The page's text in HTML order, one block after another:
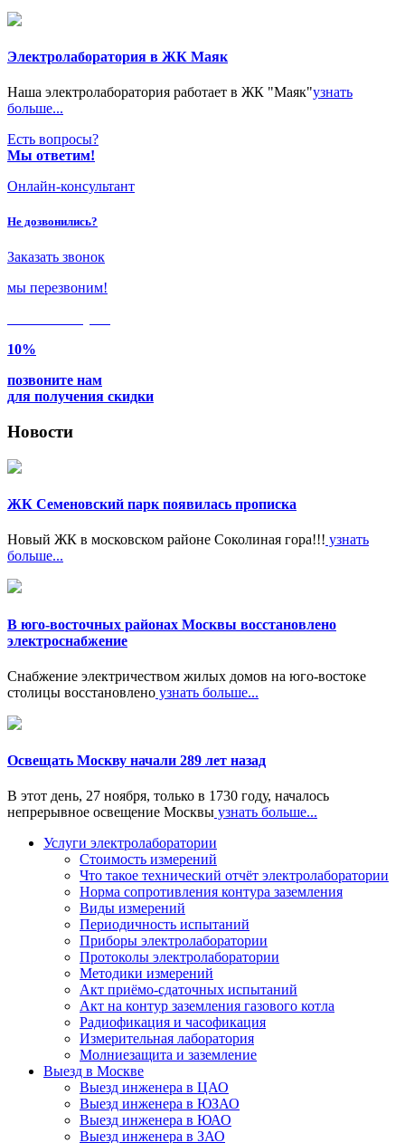
Электролаборатория в ЖК Маяк
Наша электролаборатория работает в ЖК "Маяк"узнать
больше...
Есть вопросы?
Мы ответим!
Онлайн-консультант
Не дозвонились?
Заказать звонок
мы перезвоним!
10%
позвоните нам
для получения скидки
Новости
ЖК Семеновский парк появилась прописка
Новый ЖК в московском районе Соколиная гора!!! узнать
больше...
В юго-восточных районах Москвы восстановлено
электроснабжение
Снабжение электричеством жилых домов на юго-востоке
столицы восстановлено узнать больше...
Освещать Москву начали 289 лет назад
В этот день, 27 ноября, только в 1730 году, началось
непрерывное освещение Москвы узнать больше...
Услуги электролаборатории
Стоимость измерений
Что такое технический отчёт электролаборатории
Норма сопротивления контура заземления
Виды измерений
Периодичность испытаний
Приборы электролаборатории
Протоколы электролаборатории
Методики измерений
Акт приёмо-сдаточных испытаний
Акт на контур заземления газового котла
Радиофикация и часофикация
Измерительная лаборатория
Молниезащита и заземление
Выезд в Москве
Выезд инженера в ЦАО
Выезд инженера в ЮЗАО
Выезд инженера в ЮАО
Выезд инженера в ЗАО